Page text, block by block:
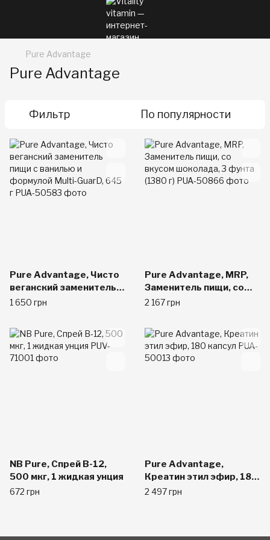
Pure Advantage
Pure Advantage
Фильтр По популярности
Pure Advantage, Чисто
веганский заменитель
пищи с ванилью и
645 г
1 650 грн
Pure Advantage, MRP,
Заменитель пищи, со
вкусом шоколада, 3
2 167 грн
NB Pure, Спрей B-12,
500 мкг, 1 жидкая унция
672 грн
Pure Advantage,
Креатин этил эфир, 180
капсул
2 497 грн